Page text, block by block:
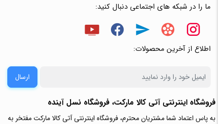
ما را در شبکه های اجتماعی دنبال کنید:
اطلاع از آخرین محصولات:
ارسال
فروشگاه اینترنتی آتی‌ کالا مارکت، فروشگاه نسل آینده
به پاس اعتماد شما مشتریان محترم، فروشگاه اینترنتی آتی کالا مارکت مفتخر به